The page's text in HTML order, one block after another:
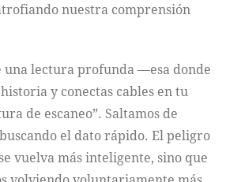
nuestra comprensión
una lectura profunda —esa donde
y conectas cables en tu
de escaneo”. Saltamos de
el dato rápido. El peligro
vuelva más inteligente, sino que